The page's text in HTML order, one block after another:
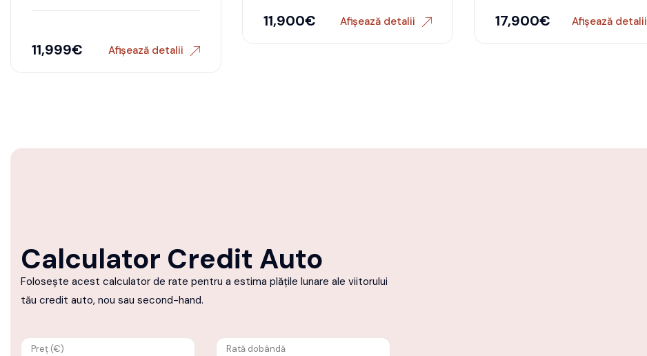
11,999€ Afișează detalii
11,900€ Afișează detalii 17,900€ Afișează detalii
Calculator Credit Auto
Folosește acest calculator de rate pentru a estima plățile lunare ale viitorului
tău credit auto, nou sau second-hand.
Preț (€) Rată dobândă